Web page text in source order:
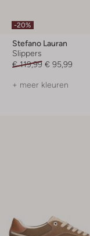
-20%
Stefano Lauran
Slippers
€ 119,99 € 95,99
+ meer kleuren